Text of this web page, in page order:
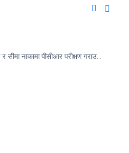
त्रिभुवन अन्तर्राष्ट्रिय विमानस्थल र सीमा नाकामा पीसीआर परीक्षण गराउन स्वास्थ्य मन्त्रालयको निर्देशन